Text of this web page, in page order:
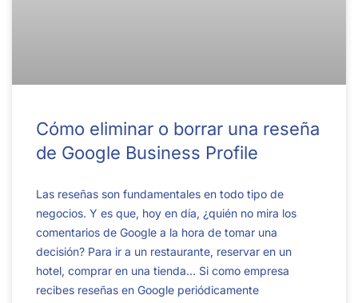
Cómo eliminar o borrar una reseña
de Google Business Profile
Las reseñas son fundamentales en todo tipo de
negocios. Y es que, hoy en día, ¿quién no mira los
comentarios de Google a la hora de tomar una
decisión? Para ir a un restaurante, reservar en un
hotel, comprar en una tienda… Si como empresa
recibes reseñas en Google periódicamente